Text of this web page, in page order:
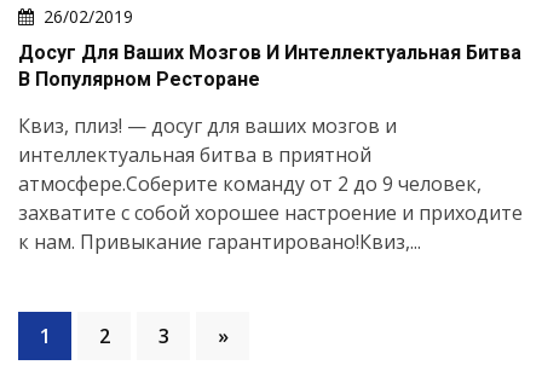
26/02/2019
Досуг Для Ваших Мозгов И Интеллектуальная Битва
В Популярном Ресторане
Квиз, плиз! — досуг для ваших мозгов и
интеллектуальная битва в приятной
атмосфере.Соберите команду от 2 до 9 человек,
захватите с собой хорошее настроение и приходите
к нам. Привыкание гарантировано!Квиз,...
1 2 3 »